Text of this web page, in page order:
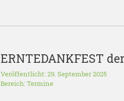
ERNTEDANKFEST
Veröffentlicht: 29. September 2025
Bereich:Termine